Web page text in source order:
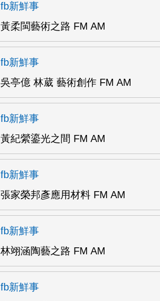
fb新鮮事
黃柔閩藝術之路 FM AM
fb新鮮事
吳亭億 林葳 藝術創作 FM AM
fb新鮮事
黃紀縈鎏光之間 FM AM
fb新鮮事
張家榮邦彥應用材料 FM AM
fb新鮮事
林翊涵陶藝之路 FM AM
fb新鮮事